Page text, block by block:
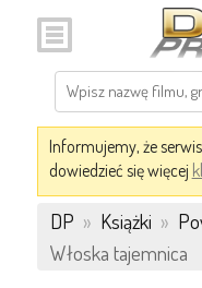
Informujemy, że
dowiedzieć się więcej
DP » Książki »
Włoska tajemnica